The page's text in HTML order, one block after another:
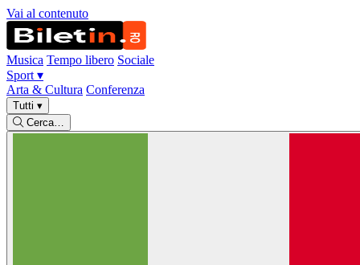
Vai al contenuto
Musica Tempo libero Sociale
Sport ▾
Arta & Cultura Conferenza
Tutti ▾
Cerca…